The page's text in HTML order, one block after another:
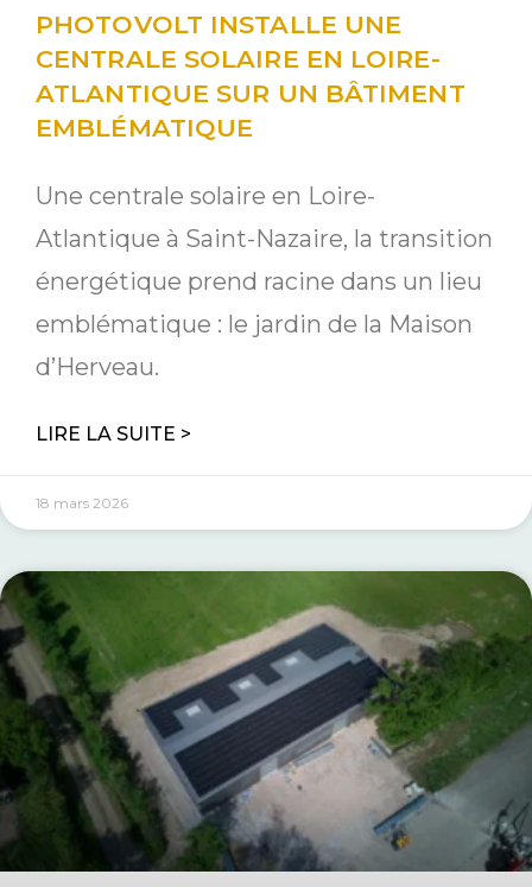
PHOTOVOLT INSTALLE UNE
CENTRALE SOLAIRE EN LOIRE-
ATLANTIQUE SUR UN BÂTIMENT
EMBLÉMATIQUE
Une centrale solaire en Loire-
Atlantique à Saint-Nazaire, la transition
énergétique prend racine dans un lieu
emblématique : le jardin de la Maison
d’Herveau.
LIRE LA SUITE >
18 mars 2026